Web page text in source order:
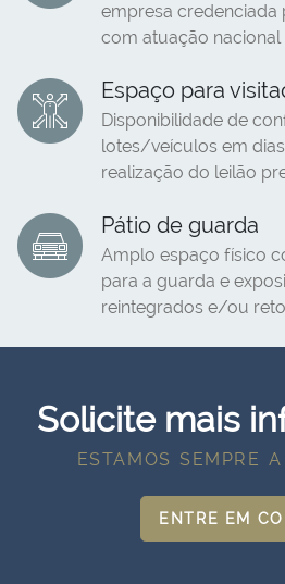
empresa credenciada
com atuação nacional
Espaço para
Disponibilidade de
lotes/veículos em
realização do leilão
Pátio de guarda
Amplo espaço físico
para a guarda e
reintegrados e/ou
Solicite mais
ESTAMOS SEMPRE
ENTRE EM